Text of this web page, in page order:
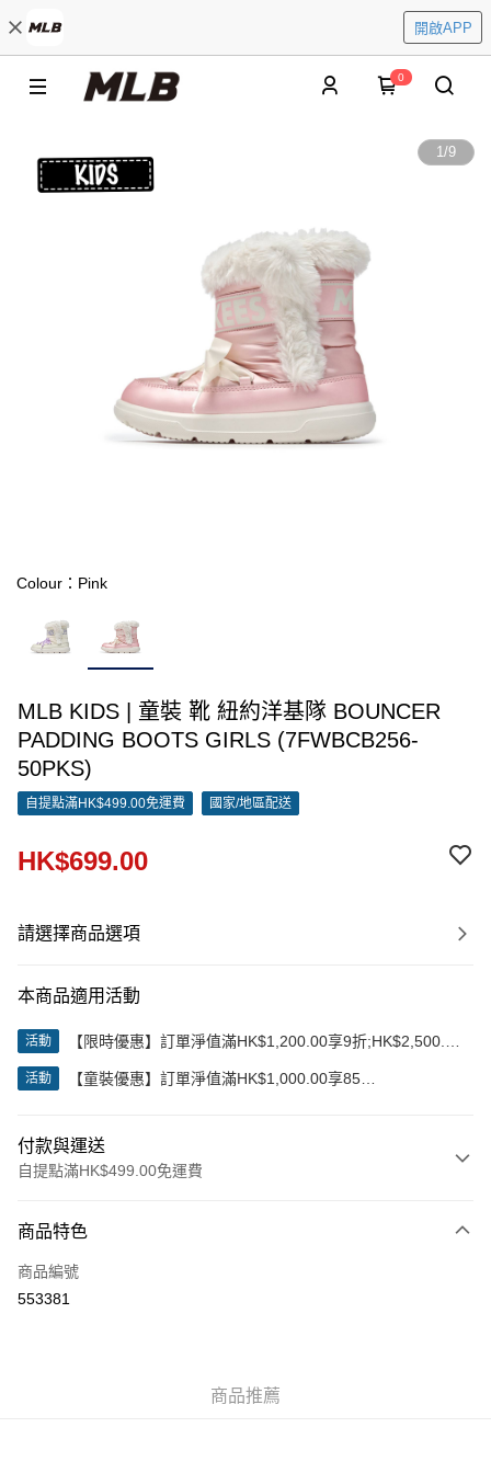
開啟APP
0
1/9
Colour：Pink
MLB KIDS | 童裝 靴 紐約洋基隊 BOUNCER
PADDING BOOTS GIRLS (7FWBCB256-
50PKS)
自提點滿HK$499.00免運費 國家/地區配送
HK$699.00
請選擇商品選項
本商品適用活動
活動
【限時優惠】訂單淨值滿HK$1,200.00享9折;HK$2,500.00
活動
【童裝優惠】訂單淨值滿HK$1,000.00享85
付款與運送
自提點滿HK$499.00免運費
信用卡
Apple Pay
商品特色
商品編號
553381
商品推薦